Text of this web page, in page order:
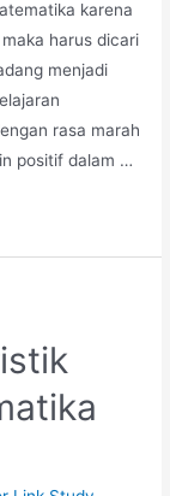
karena
harus dicari
menjadi
rasa marah
positif dalam …